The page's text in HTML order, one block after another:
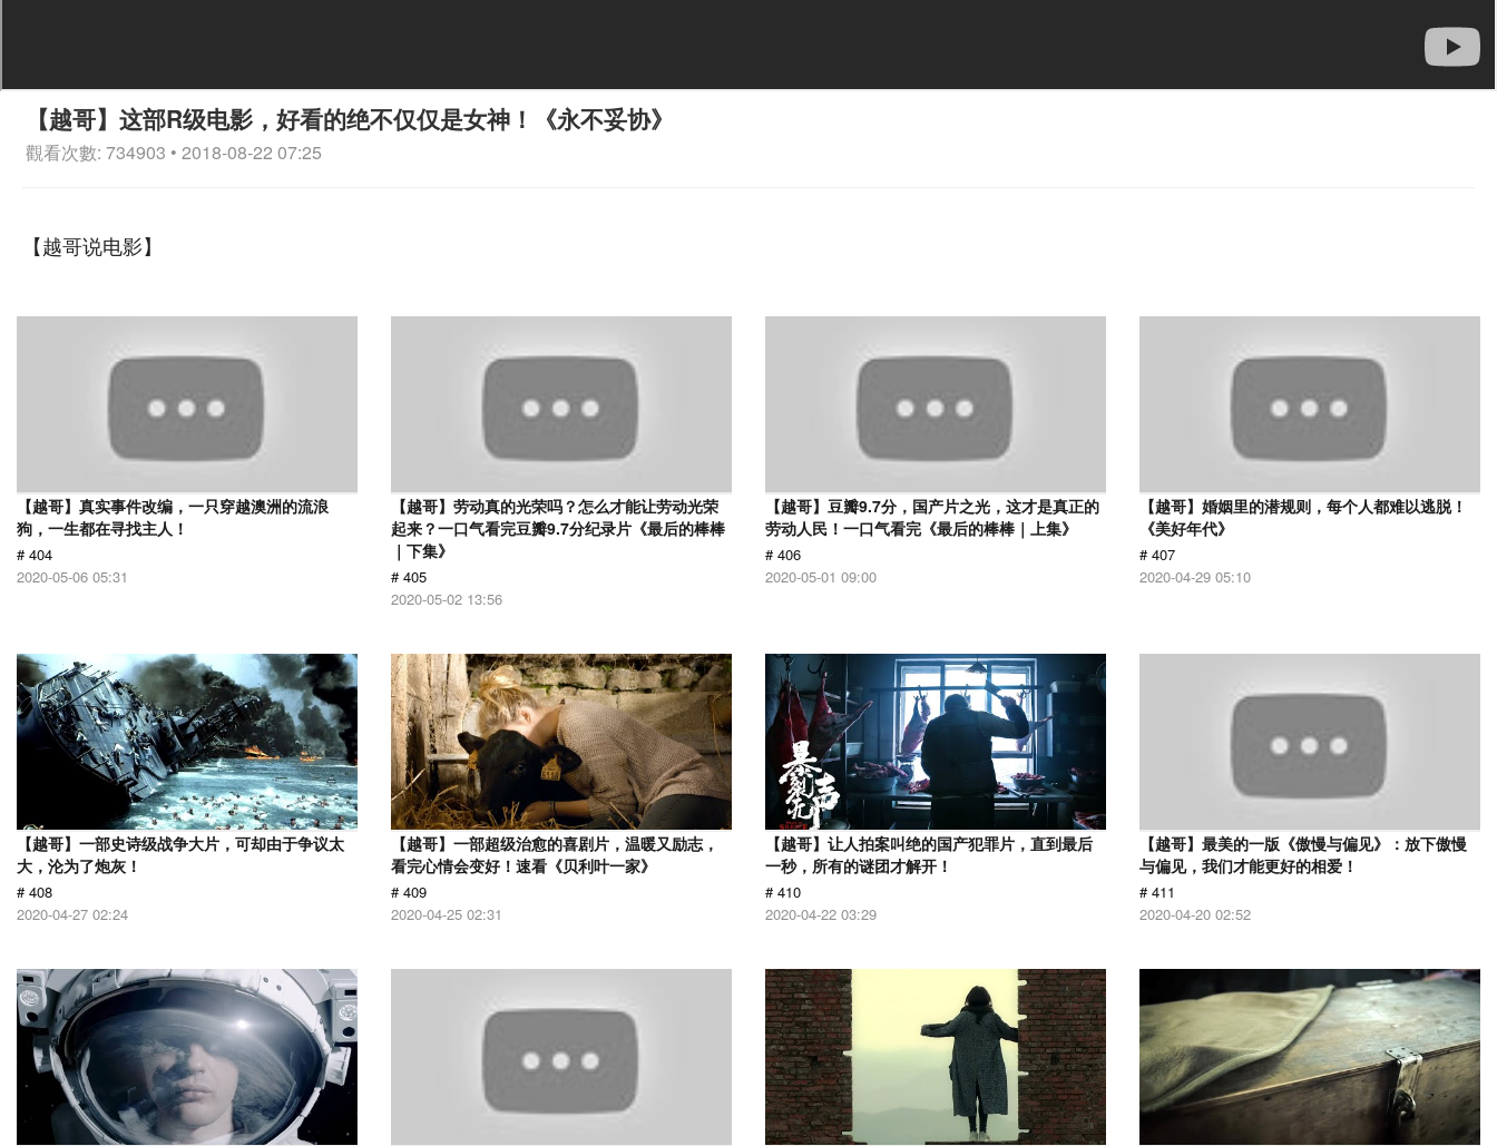
【越哥】这部R级电影，好看的绝不仅仅是女神！《永不妥协》
觀看次數: 734903 • 2018-08-22 07:25
【越哥说电影】
【越哥】真实事件改编，一只穿越澳洲的流浪
狗，一生都在寻找主人！
# 404
2020-05-06 05:31
【越哥】劳动真的光荣吗？怎么才能让劳动光荣
起来？一口气看完豆瓣9.7分纪录片《最后的棒棒
｜下集》
# 405
2020-05-02 13:56
【越哥】豆瓣9.7分，国产片之光，这才是真正的
劳动人民！一口气看完《最后的棒棒｜上集》
# 406
2020-05-01 09:00
【越哥】婚姻里的潜规则，每个人都难以逃脱！
《美好年代》
# 407
2020-04-29 05:10
【越哥】一部史诗级战争大片，可却由于争议太
大，沦为了炮灰！
# 408
2020-04-27 02:24
【越哥】一部超级治愈的喜剧片，温暖又励志，
看完心情会变好！速看《贝利叶一家》
# 409
2020-04-25 02:31
【越哥】让人拍案叫绝的国产犯罪片，直到最后
一秒，所有的谜团才解开！
# 410
2020-04-22 03:29
【越哥】最美的一版《傲慢与偏见》：放下傲慢
与偏见，我们才能更好的相爱！
# 411
2020-04-20 02:52